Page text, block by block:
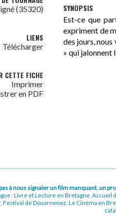
(35320)
LIENS
Télécharger
CETTE FICHE
Imprimer
en PDF
SYNOPSIS
Est-ce que
expriment de
des jours,
» qui jalonnent
à nous signaler un film manquant, un
: Livre et Lecture en Bretagne,
de Douarnenez, Le Cinéma en